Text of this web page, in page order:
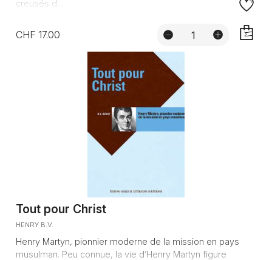
creusés d...
CHF 17.00
Tout pour Christ
HENRY B.V.
Henry Martyn, pionnier moderne de la mission en pays
musulman. Peu connue, la vie d’Henry Martyn figure